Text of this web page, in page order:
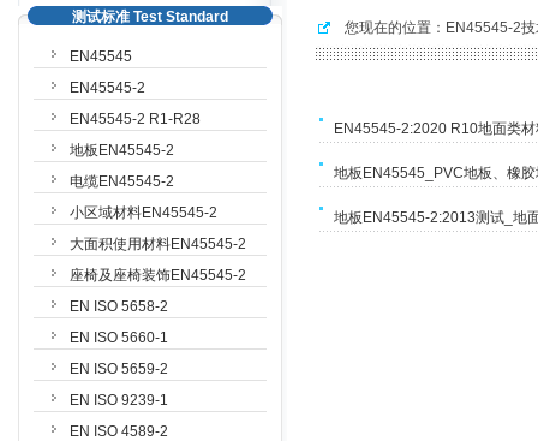
您现在的位置： EN45545-2
EN45545-2:2020 R10地面类
地板EN45545_PVC地板、橡
地板EN45545-2:2013测试_地
测试标准 Test Standard
EN45545
EN45545-2
EN45545-2 R1-R28
地板EN45545-2
电缆EN45545-2
小区域材料EN45545-2
大面积使用材料EN45545-2
座椅及座椅装饰EN45545-2
EN ISO 5658-2
EN ISO 5660-1
EN ISO 5659-2
EN ISO 9239-1
EN ISO 4589-2